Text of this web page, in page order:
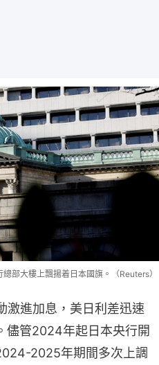
部大樓上飄揚着日本國旗。（Reuters）
激進加息，美日利差迅速
儘管2024年起日本央行開
2025年期間多次上調